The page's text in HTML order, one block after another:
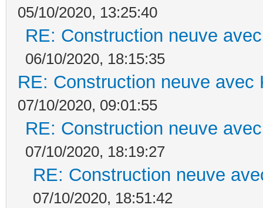
05/10/2020, 13:25:40
RE: Construction neuve
06/10/2020, 18:15:35
RE: Construction neuve avec
07/10/2020, 09:01:55
RE: Construction neuve
07/10/2020, 18:19:27
RE: Construction neuve
07/10/2020, 18:51:42